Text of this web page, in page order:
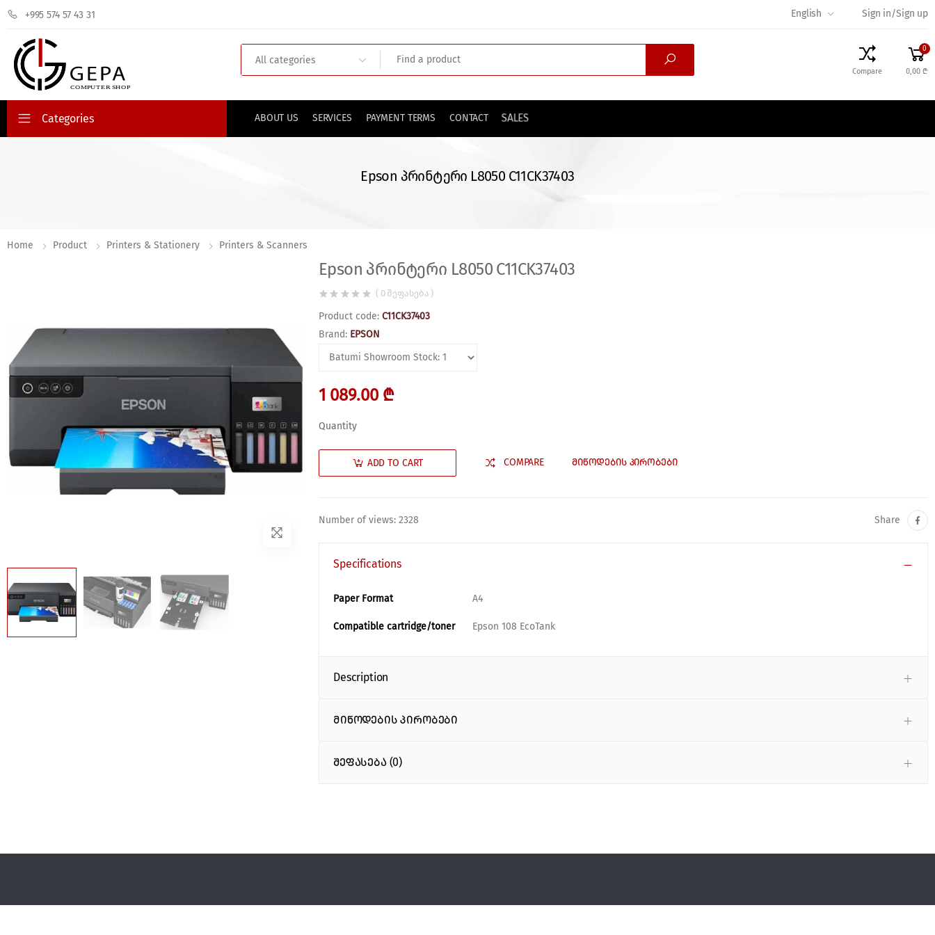
+995 574 57 43 31 English Sign in/Sign up
Compare
0
0,00 ₾
Categories ABOUT US SERVICES PAYMENT TERMS CONTACT SALES
Epson პრინტერი L8050 C11CK37403
Home Product Printers & Stationery Printers & Scanners
Epson პრინტერი L8050 C11CK37403
( 0 შეფასება )
Product code: C11CK37403
Brand: EPSON
1 089.00 ₾
Quantity
ADD TO CART COMPARE ᲛᲘᲬᲝᲓᲔᲑᲘᲡ ᲞᲘᲠᲝᲑᲔᲑᲘ
Number of views: 2328 Share
Specifications
Paper Format A4
Compatible cartridge/toner Epson 108 EcoTank
Description
მიწოდების პირობები
შეფასება (0)